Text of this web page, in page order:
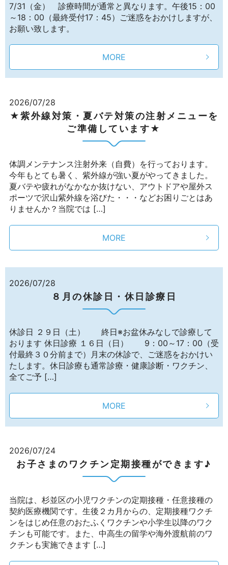
7/31（金） 診療時間が通常と異なります。午後15：00
～18：00（最終受付17：45）ご迷惑をおかけしますが、
お願い致します。
MORE
2026/07/28
★紫外線対策・夏バテ対策の注射メニューを
ご準備しています★
体調メンテナンス注射外来（自費）を行っております。
今年もとても暑く、紫外線が強い夏がやってきました。
夏バテや疲れがなかなか抜けない、アウトドアや屋外ス
ポーツで沢山紫外線を浴びた・・・などお困りごとはあ
りませんか？当院では […]
MORE
2026/07/28
８月の休診日・休日診療日
休診日 ２９日（土） 終日※お盆休みなしで診療して
おります 休日診療 １６日（日） 9：00～17：00（受
付最終３０分前まで）月末の休診で、ご迷惑をおかけい
たします。休日診療も通常診療・健康診断・ワクチン、
全てご予 […]
MORE
2026/07/24
お子さまのワクチン定期接種ができます♪
当院は、杉並区の小児ワクチンの定期接種・任意接種の
契約医療機関です。生後２カ月からの、定期接種ワクチ
ンをはじめ任意のおたふくワクチンや小学生以降のワク
チンも可能です。また、中高生の留学や海外渡航前のワ
クチンも実施できます […]